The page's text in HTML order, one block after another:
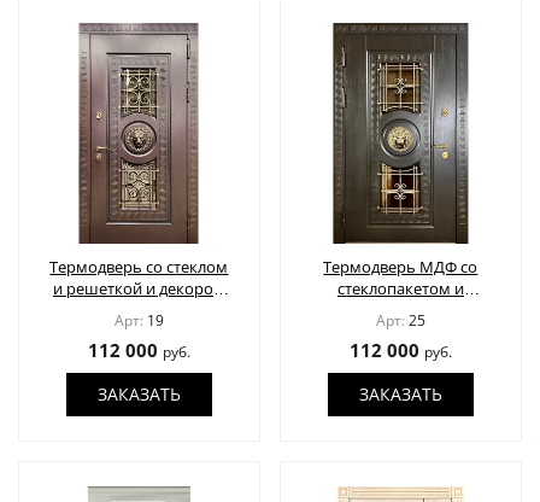
Термодверь со стеклом
и решеткой и декором
"Лев" под бронзу
Арт: 19
112 000 руб.
ЗАКАЗАТЬ
Термодверь МДФ со
стеклопакетом и
решеткой и декором
«Лев» под золото
Арт: 25
112 000 руб.
ЗАКАЗАТЬ